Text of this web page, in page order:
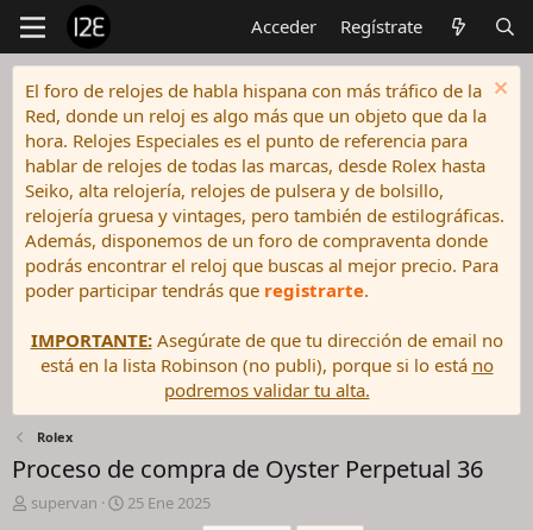
Acceder Regístrate
El foro de relojes de habla hispana con más tráfico de la
Red, donde un reloj es algo más que un objeto que da la
hora. Relojes Especiales es el punto de referencia para
hablar de relojes de todas las marcas, desde Rolex hasta
Seiko, alta relojería, relojes de pulsera y de bolsillo,
relojería gruesa y vintages, pero también de estilográficas.
Además, disponemos de un foro de compraventa donde
podrás encontrar el reloj que buscas al mejor precio. Para
poder participar tendrás que registrarte.
IMPORTANTE:Asegúrate de que tu dirección de email no
está en la lista Robinson (no publi), porque si lo está no
podremos validar tu alta.
Rolex
Proceso de compra de Oyster Perpetual 36
Isupervan
F
25 Ene 2025